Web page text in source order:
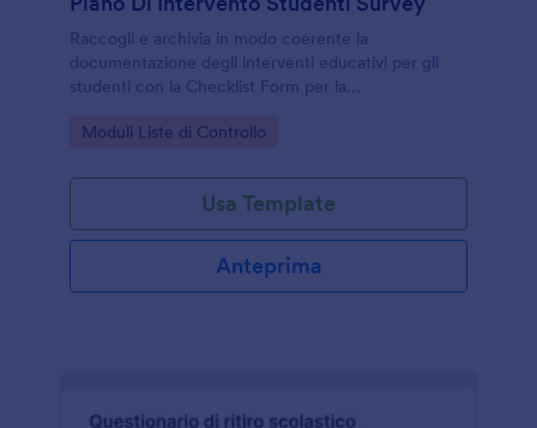
Raccogli e archivia in modo coerente la
documentazione degli interventi educativi per gli
studenti con la Checklist Form per la
Studentesco, utile a docenti, coordinatori e
Go to Category:
Moduli Liste di Controllo
Usa Template
Anteprima